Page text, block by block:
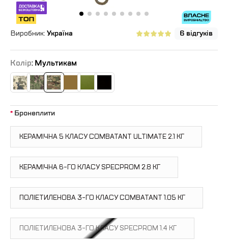
6 відгуків
Виробник: Україна
Колір: Мультикам
Бронеплити
КЕРАМІЧНА 5 КЛАСУ COMBATANT ULTIMATE 2.1 КГ
КЕРАМІЧНА 6-ГО КЛАСУ SPECPROM 2.8 КГ
ПОЛІЕТИЛЕНОВА 3-ГО КЛАСУ COMBATANT 1.05 КГ
ПОЛІЕТИЛЕНОВА 3-ГО КЛАСУ SPECPROM 1.4 КГ